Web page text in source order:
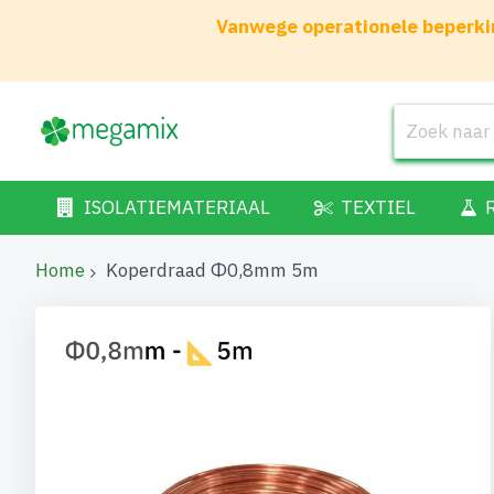
Vanwege operationele
ISOLATIEMATERIAAL TEXTIEL
Home Koperdraad Φ0,8mm 5m
Ga
naar